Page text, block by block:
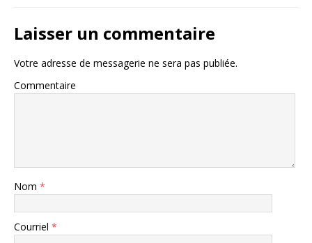
Laisser un commentaire
Votre adresse de messagerie ne sera pas publiée.
Commentaire
Nom *
Courriel *